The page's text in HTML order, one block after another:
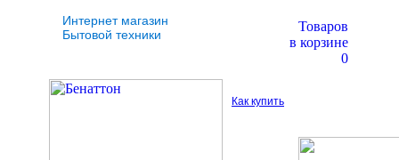
Интернет магазин
Бытовой техники
Товаров
в корзине
0
Как купить